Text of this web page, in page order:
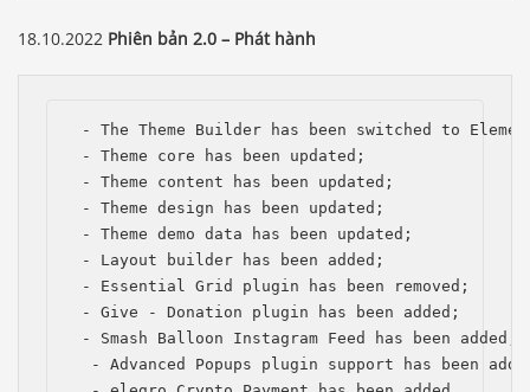
18.10.2022 Phiên bản 2.0 – Phát hành
- The Theme Builder has been switched to
- Theme сore has been updated;
- Theme content has been updated;
- Theme design has been updated;
- Theme demo data has been updated;
- Layout builder has been added;
- Essential Grid plugin has been removed;
- Give - Donation plugin has been added;
- Smash Balloon Instagram Feed has been added;
- Advanced Popups plugin support has been